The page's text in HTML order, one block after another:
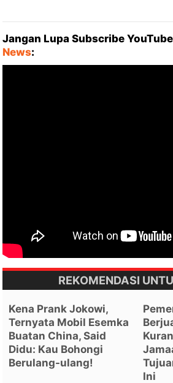
Jangan Lupa Subscribe YouTube
News:
REKOMENDASI
Kena Prank Jokowi,
Ternyata Mobil Esemka
Buatan China, Said
Didu: Kau Bohongi
Berulang-ulang!
Ini